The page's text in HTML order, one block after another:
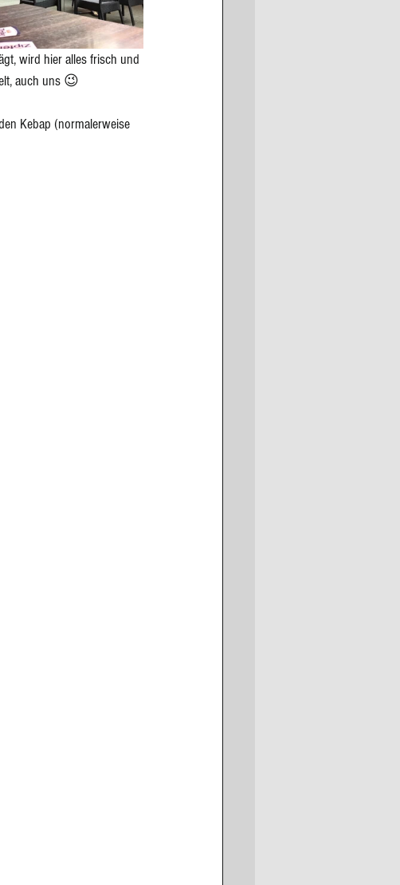
wird hier alles frisch und
auch uns 😉
Kebap (normalerweise